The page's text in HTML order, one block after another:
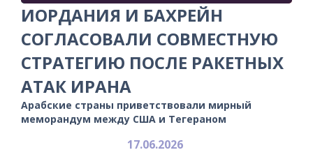
ИОРДАНИЯ И БАХРЕЙН
СОГЛАСОВАЛИ СОВМЕСТНУЮ
СТРАТЕГИЮ ПОСЛЕ РАКЕТНЫХ
АТАК ИРАНА
Арабские страны приветствовали мирный
меморандум между США и Тегераном
17.06.2026